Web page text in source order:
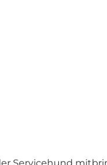
sind getäfelt und
Sammlung